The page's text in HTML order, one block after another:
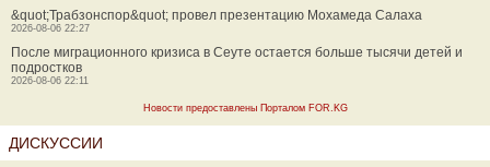
&quot;Трабзонспор&quot; провел презентацию Мохамеда Салаха
2026-08-06 22:27
После миграционного кризиса в Сеуте остается больше тысячи детей и
подростков
2026-08-06 22:11
Новости предоставлены Порталом FOR.KG
ДИСКУССИИ